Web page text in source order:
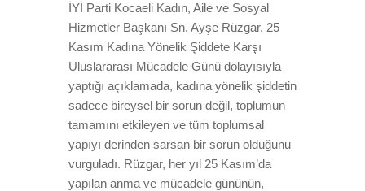
İYİ Parti Kocaeli Kadın, Aile ve Sosyal
Hizmetler Başkanı Sn. Ayşe Rüzgar, 25
Kasım Kadına Yönelik Şiddete Karşı
Uluslararası Mücadele Günü dolayısıyla
yaptığı açıklamada, kadına yönelik şiddetin
sadece bireysel bir sorun değil, toplumun
tamamını etkileyen ve tüm toplumsal
yapıyı derinden sarsan bir sorun olduğunu
vurguladı. Rüzgar, her yıl 25 Kasım’da
yapılan anma ve mücadele gününün,